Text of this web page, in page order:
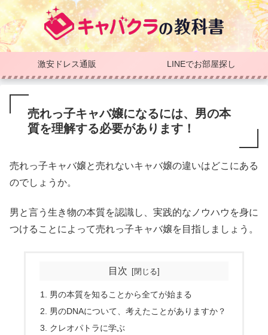
激安ドレス通販 LINEでお部屋探し
売れっ子キャバ嬢になるには、男の本
質を理解する必要があります！
売れっ子キャバ嬢と売れないキャバ嬢の違いはどこにある
のでしょうか。
男と言う生き物の本質を認識し、実践的なノウハウを身に
つけることによって売れっ子キャバ嬢を目指しましょう。
目次
男の本質を知ることから全てが始まる
男のDNAについて、考えたことがありますか？
クレオパトラに学ぶ